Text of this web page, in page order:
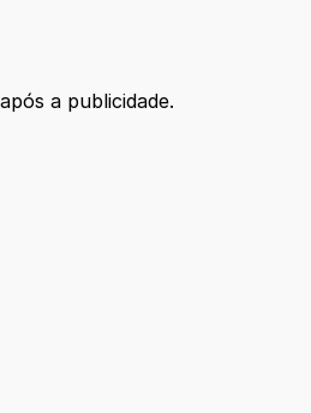
a publicidade.